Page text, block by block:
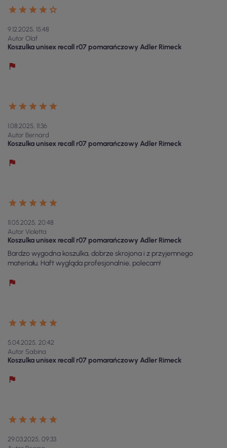
9.12.2025, 15:48
Autor Olaf
Koszulka unisex recall r07 pomarańczowy Adler Rimeck
1.08.2025, 11:36
Autor Bernard
Koszulka unisex recall r07 pomarańczowy Adler Rimeck
11.05.2025, 20:48
Autor Violetta
Koszulka unisex recall r07 pomarańczowy Adler Rimeck
Bardzo wygodna koszulka, dobrze skrojona i z przyjemnego
materiału. Haft wygląda profesjonalnie, polecam!
5.04.2025, 20:42
Autor Sabina
Koszulka unisex recall r07 pomarańczowy Adler Rimeck
29.03.2025, 09:33